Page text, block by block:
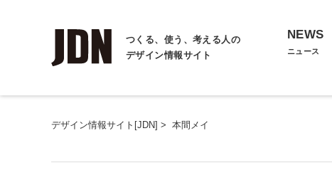
つくる、使う、考える人の
デザイン情報サイト
NEWS
ニュース
デザイン情報サイト[JDN] > 本間メイ